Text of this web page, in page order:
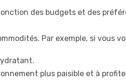
des budgets et des
Par exemple, si vous
plus paisible et à